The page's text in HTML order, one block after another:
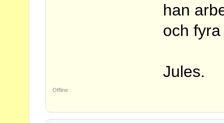
han
och
Jules.
Offline